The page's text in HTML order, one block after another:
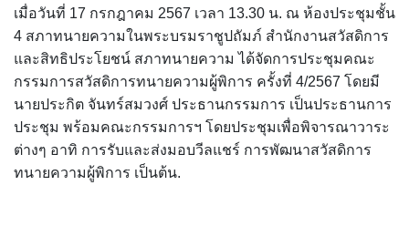
เมื่อวันที่ 17 กรกฎาคม 2567 เวลา 13.30 น. ณ ห้องประชุมชั้น
4 สภาทนายความในพระบรมราชูปถัมภ์ สำนักงานสวัสดิการ
และสิทธิประโยชน์ สภาทนายความ ได้จัดการประชุมคณะ
กรรมการสวัสดิการทนายความผู้พิการ ครั้งที่ 4/2567 โดยมี
นายประกิต จันทร์สมวงศ์ ประธานกรรมการ เป็นประธานการ
ประชุม พร้อมคณะกรรมการฯ โดยประชุมเพื่อพิจารณาวาระ
ต่างๆ อาทิ การรับและส่งมอบวีลแชร์ การพัฒนาสวัสดิการ
ทนายความผู้พิการ เป็นต้น.